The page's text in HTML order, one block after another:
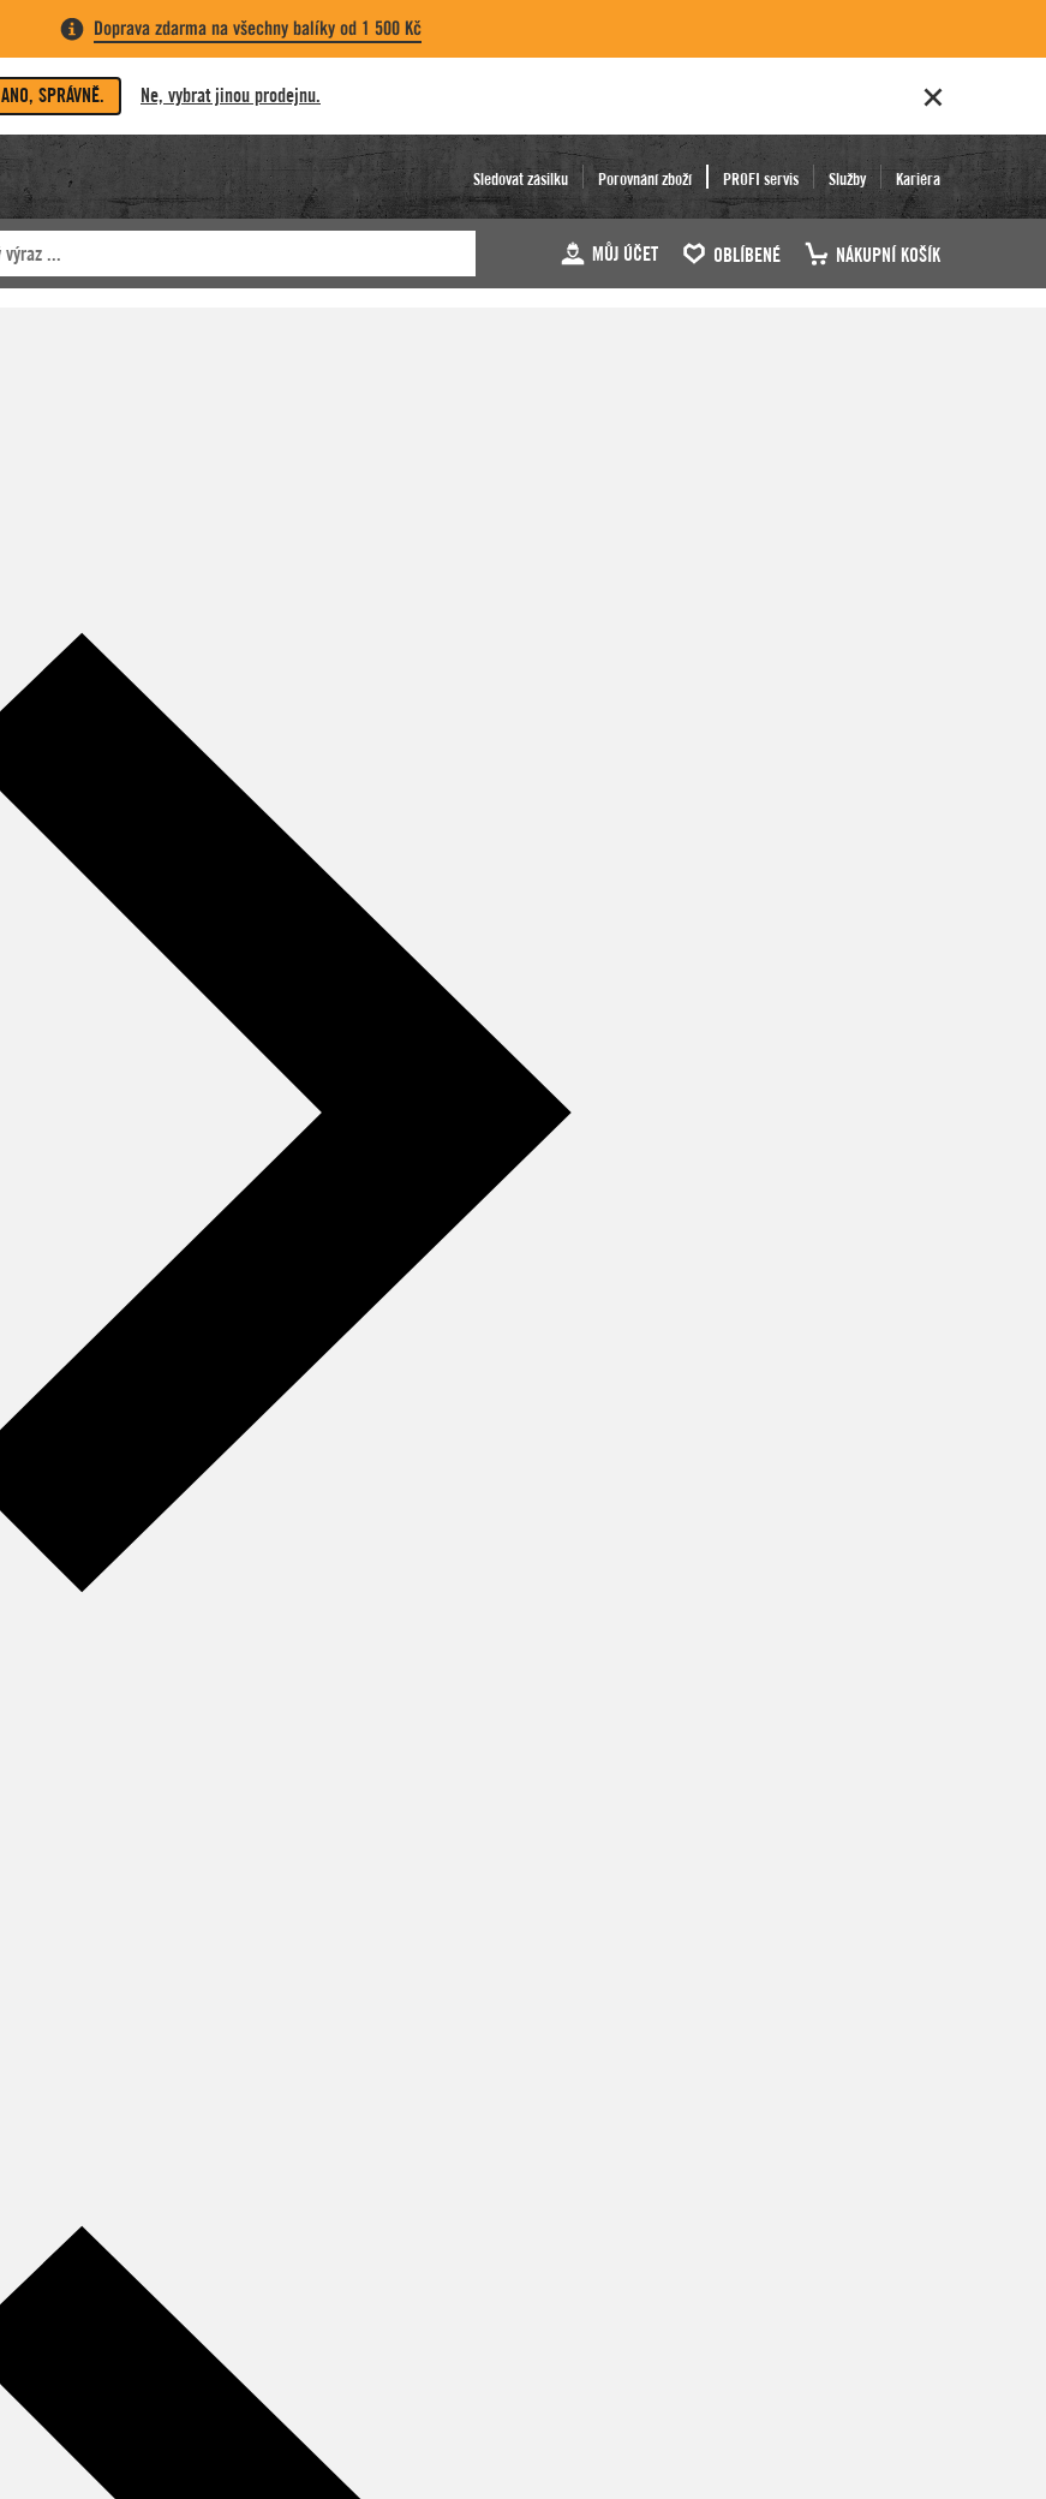
Doprava zdarma na všechny balíky od 1 500 Kč
ANO, SPRÁVNĚ. Ne, vybrat jinou prodejnu.
Sledovat zásilku Porovnání zboží PROFI servis Služby Kariéra
MŮJ ÚČET OBLÍBENÉ NÁKUPNÍ KOŠÍK